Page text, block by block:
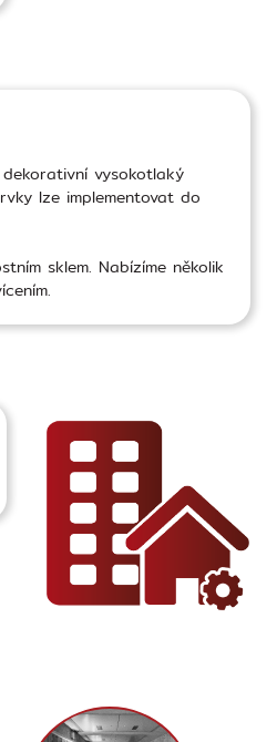
dekorativní vysokotlaký
lze implementovat do
sklem. Nabízíme několik